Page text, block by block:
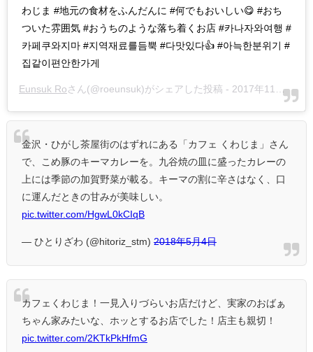
わじま #地元の食材をふんだんに #何でもおいしい😋 #おち
ついた雰囲気 #おうちのような落ち着くお店 #카나자와여행 #
카페쿠와지마 #지역재료를듬뿍 #다맛있다👍 #아늑한분위기 #
집같이편안한가게
Eunsuk Roさん(@roeunsuk)がシェアした投稿 - 2017年11月月3日午後3時08分PDT
金沢・ひがし茶屋街のはずれにある「カフェ くわじま」さん
で、こめ豚のキーマカレーを。九谷焼の皿に盛ったカレーの
上には季節の加賀野菜が載る。キーマの割に辛さはなく、口
に運んだときの甘みが美味しい。
pic.twitter.com/HgwL0kCIqB
— ひとりざわ (@hitoriz_stm) 2018年5月4日
カフェくわじま！一見入りづらいお店だけど、実家のおばぁ
ちゃん家みたいな、ホッとするお店でした！店主も親切！
pic.twitter.com/2KTkPkHfmG